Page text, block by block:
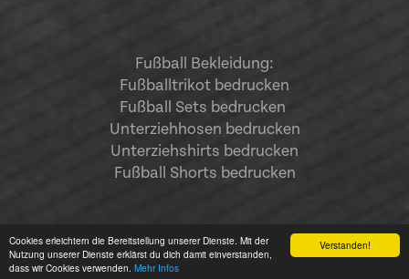
Verstanden!
Cookies erleichtern die Bereitstellung unserer Dienste. Mit der
Nutzung unserer Dienste erklärst du dich damit einverstanden,
dass wir Cookies verwenden. Mehr Infos
Fußball Bekleidung:
Fußballtrikot bedrucken
Fußball Sets bedrucken
Unterziehhosen bedrucken
Unterziehshirts bedrucken
Fußball Shorts bedrucken